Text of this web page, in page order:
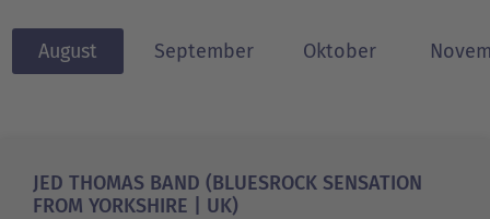
August September Oktober
JED THOMAS BAND (BLUESROCK SENSATION
FROM YORKSHIRE | UK)